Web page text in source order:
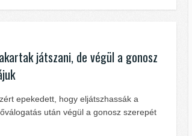
játszani, de végül a gonosz
epekedett, hogy eljátszhassák a
után végül a gonosz szerepét